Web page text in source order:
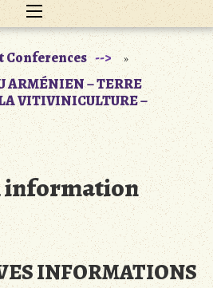
Conferences »
ARMÉNIEN – TERRE
VITIVINICULTURE –
information
INFORMATIONS